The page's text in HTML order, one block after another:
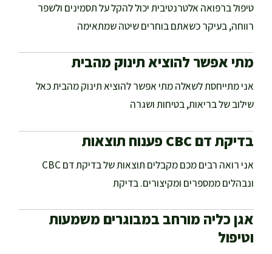
טיפול ברפואה אלטרנטיבית יכול להקל על תסמינים ולשפר
רווחה, בעיקר כשאתם בוחרים שיטה שמתאימה
מתי אפשר להוציא תינוק מהבית
אני מתייחסת לשאלה מתי אפשר להוציא תינוק מהבית כאל
שילוב של בריאות, בטיחות ושגרה
בדיקת דם CBC פענוח תוצאות
אני רואה רבים מכם מקבלים תוצאות של בדיקת דם CBC
ונבהלים ממספרים ומקיצורים. בדיקת
אגן כליה מורחב במבוגרים משמעות
וטיפול